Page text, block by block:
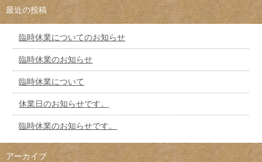
最近の投稿
臨時休業についてのお知らせ
臨時休業のお知らせ
臨時休業について
休業日のお知らせです。
臨時休業のお知らせです。
アーカイブ